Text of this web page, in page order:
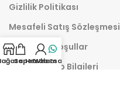
Gizlilik Politikası
Mesafeli Satış Sözleşmesi
Şartlar ve Koşullar
Banka Hesap Bilgileri
SepetHesabım
Whatsapp